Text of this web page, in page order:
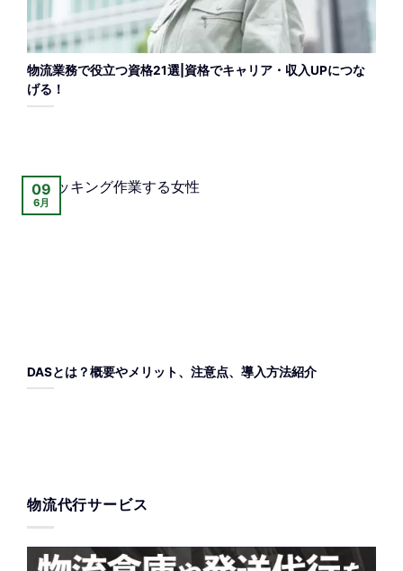
物流業務で役立つ資格21選|資格でキャリア・収入UPにつな
げる！
DASとは？概要やメリット、注意点、導入方法紹介
09
6月
物流代行サービス